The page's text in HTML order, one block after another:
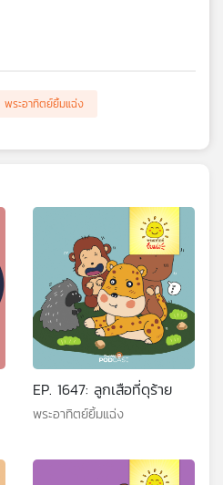
พระอาทิตย์ยิ้มแฉ่ง
EP. 1647: ลูกเสือที่ดุร้าย
พระอาทิตย์ยิ้มแฉ่ง